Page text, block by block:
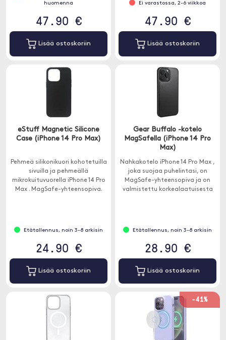
huomenna
47.90 €
Lisää ostoskoriin
Ei varastossa, 2-6 viikkoa
47.90 €
Lisää ostoskoriin
eStuff Magnetic Silicone
Case (iPhone 14 Pro Max)
Pehmeä silikonikuori kohotetuilla
sivuilla ja pehmeällä
mikrokuituvuorella iPhone 14 Pro
Max . MagSafe-yhteensopiva.
Etätallennus, noin 3-8 arkisin
24.90 €
Lisää ostoskoriin
Gear Buffalo -kotelo
MagSafella (iPhone 14 Pro
Max)
Nahkakotelo iPhone 14 Pro Max ,
joka suojaa puhelintasi, on
MagSafe-yhteensopiva ja on
valmistettu korkealaatuisesta
Etätallennus, noin 3-8 arkisin
28.90 €
Lisää ostoskoriin
-41%